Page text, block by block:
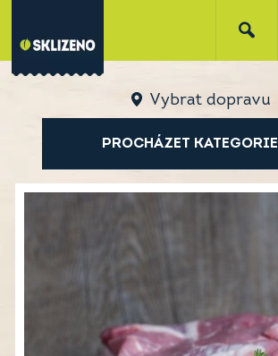
Vybrat dopravu
PROCHÁZET KATEGORIE